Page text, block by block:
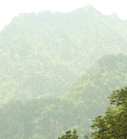
1:1채팅으로 문의 주세요.** **문의
사항은 사업단 카카오채널1:1채팅을
이용해주시길 바랍니다. 카카오톡채
널 채팅
👉 http://pf.kakao.com/_xdwxe
Wn/chat **카드뉴스 안내사항을 꼭!
숙지해주세요!!!!** **만 7세이하는
DMZ입장이 불가합니다** **제한구
역 입장으로 인해 지정된 시간에 늦
으면 입장 불가함을 알려드립니다.**
**신분증, (미성년자)여권 또는 가족
관계증명서 꼭!!!! 지참해주세요**